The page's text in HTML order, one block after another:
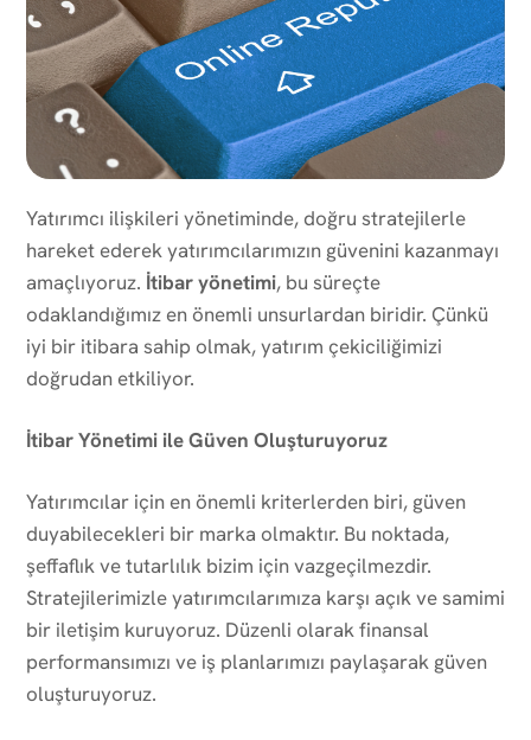
Yatırımcı ilişkileri yönetiminde, doğru stratejilerle
hareket ederek yatırımcılarımızın güvenini kazanmayı
amaçlıyoruz. İtibar yönetimi, bu süreçte
odaklandığımız en önemli unsurlardan biridir. Çünkü
iyi bir itibara sahip olmak, yatırım çekiciliğimizi
doğrudan etkiliyor.
İtibar Yönetimi ile Güven Oluşturuyoruz
Yatırımcılar için en önemli kriterlerden biri, güven
duyabilecekleri bir marka olmaktır. Bu noktada,
şeffaflık ve tutarlılık bizim için vazgeçilmezdir.
Stratejilerimizle yatırımcılarımıza karşı açık ve samimi
bir iletişim kuruyoruz. Düzenli olarak finansal
performansımızı ve iş planlarımızı paylaşarak güven
oluşturuyoruz.